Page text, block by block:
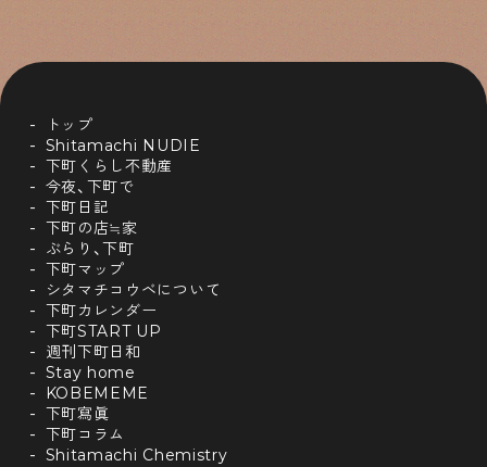
トップ
Shitamachi NUDIE
下町くらし不動産
今夜、下町で
下町日記
下町の店≒家
ぶらり、下町
下町マップ
シタマチコウベについて
下町カレンダー
下町START UP
週刊下町日和
Stay home
KOBEMEME
下町寫眞
下町コラム
Shitamachi Chemistry